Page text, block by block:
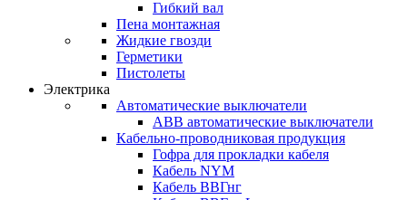
Гибкий вал
Пена монтажная
Жидкие гвозди
Герметики
Пистолеты
Электрика
Автоматические выключатели
ABB автоматические выключатели
Кабельно-проводниковая продукция
Гофра для прокладки кабеля
Кабель NYM
Кабель ВВГнг